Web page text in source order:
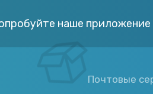
наше приложение
Почтовые